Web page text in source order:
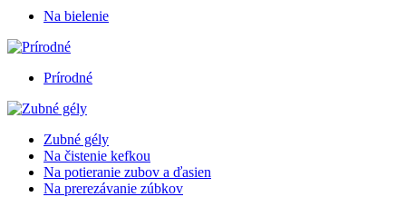
Na bielenie
Prírodné
Zubné gély
Na čistenie kefkou
Na potieranie zubov a ďasien
Na prerezávanie zúbkov